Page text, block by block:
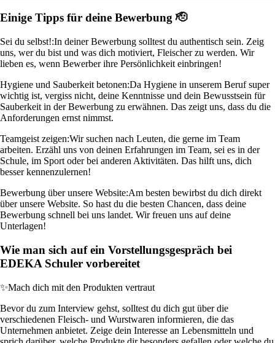
Einige Tipps für deine Bewerbung 🫡
Sei du selbst!:In deiner Bewerbung solltest du authentisch sein. Zeig
uns, wer du bist und was dich motiviert, Fleischer zu werden. Wir
lieben es, wenn Bewerber ihre Persönlichkeit einbringen!
Hygiene und Sauberkeit betonen:Da Hygiene in unserem Beruf super
wichtig ist, vergiss nicht, deine Kenntnisse und dein Bewusstsein für
Sauberkeit in der Bewerbung zu erwähnen. Das zeigt uns, dass du die
Anforderungen ernst nimmst.
Teamgeist zeigen:Wir suchen nach Leuten, die gerne im Team
arbeiten. Erzähl uns von deinen Erfahrungen im Team, sei es in der
Schule, im Sport oder bei anderen Aktivitäten. Das hilft uns, dich
besser kennenzulernen!
Bewerbung über unsere Website:Am besten bewirbst du dich direkt
über unsere Website. So hast du die besten Chancen, dass deine
Bewerbung schnell bei uns landet. Wir freuen uns auf deine
Unterlagen!
Wie man sich auf ein Vorstellungsgespräch bei
EDEKA Schuler vorbereitet
✨Mach dich mit den Produkten vertraut
Bevor du zum Interview gehst, solltest du dich gut über die
verschiedenen Fleisch- und Wurstwaren informieren, die das
Unternehmen anbietet. Zeige dein Interesse an Lebensmitteln und